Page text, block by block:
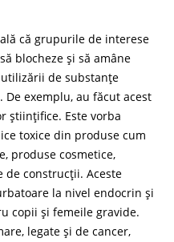
că grupurile de interese
blocheze și să amâne
de substanțe
exemplu, au făcut acest
științifice. Este vorba
toxice din produse cum
produse cosmetice,
de construcții. Aceste
la nivel endocrin și
copii și femeile gravide.
legate și de cancer,